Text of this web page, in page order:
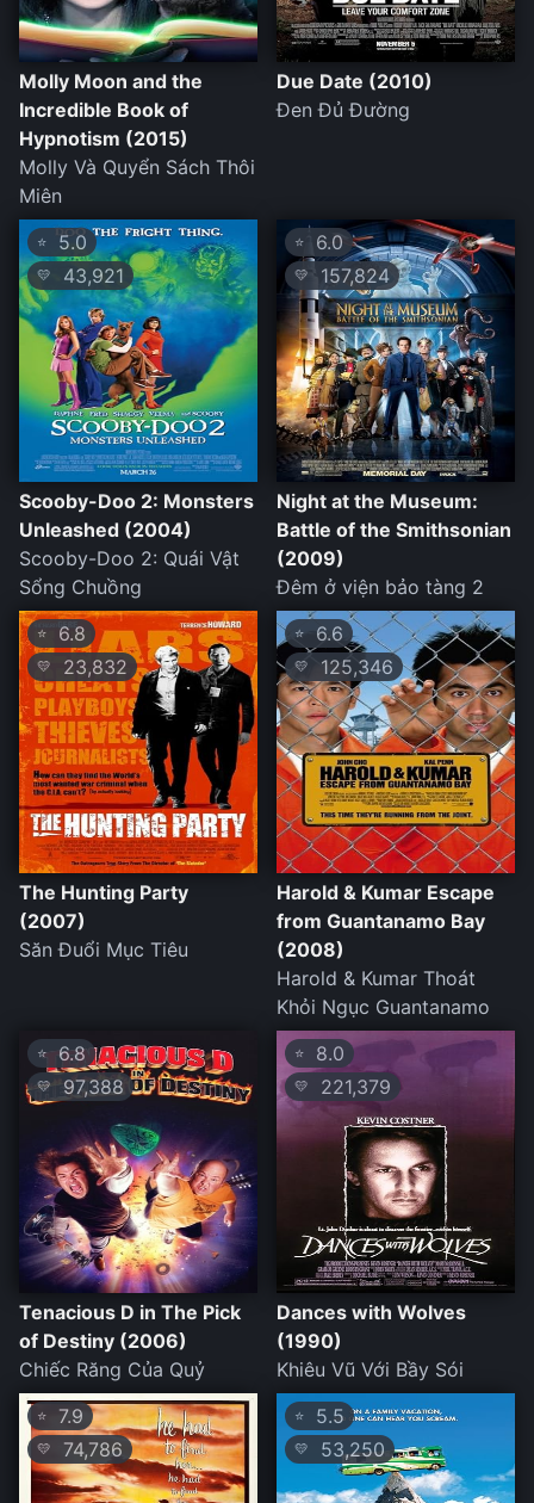
Molly Moon and the
Incredible Book of
Hypnotism (2015)
Molly Và Quyển Sách Thôi
Miên
Due Date (2010)
Đen Đủ Đường
⭐ 5.0
💛 43,921
Scooby-Doo 2: Monsters
Unleashed (2004)
Scooby-Doo 2: Quái Vật
Sổng Chuồng
⭐ 6.0
💛 157,824
Night at the Museum:
Battle of the Smithsonian
(2009)
Đêm ở viện bảo tàng 2
⭐ 6.8
💛 23,832
The Hunting Party
(2007)
Săn Đuổi Mục Tiêu
⭐ 6.6
💛 125,346
Harold & Kumar Escape
from Guantanamo Bay
(2008)
Harold & Kumar Thoát
Khỏi Ngục Guantanamo
⭐6.8
💛 97,388
Tenacious D in The Pick
of Destiny (2006)
Chiếc Răng Của Quỷ
⭐ 8.0
💛 221,379
Dances with Wolves
(1990)
Khiêu Vũ Với Bầy Sói
⭐ 7.9
💛 74,786
⭐ 5.5
💛 53,250